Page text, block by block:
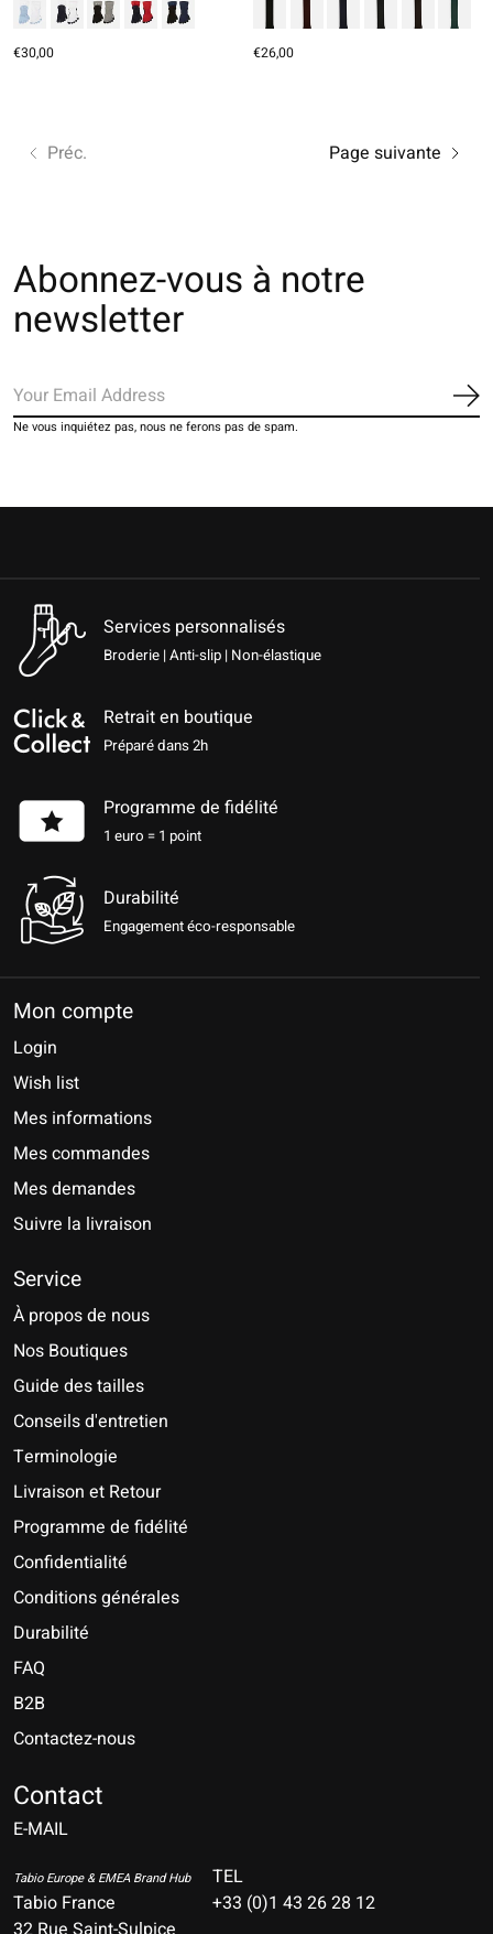
€30,00 €26,00
Préc. Page suivante
Abonnez-vous à notre
newsletter
Ne vous inquiétez pas, nous ne ferons pas de spam.
Services personnalisés
Broderie | Anti-slip | Non-élastique
Retrait en boutique
Préparé dans 2h
Programme de fidélité
1 euro = 1 point
Durabilité
Engagement éco-responsable
Mon compte
Login
Wish list
Mes informations
Mes commandes
Mes demandes
Suivre la livraison
Service
À propos de nous
Nos Boutiques
Guide des tailles
Conseils d'entretien
Terminologie
Livraison et Retour
Programme de fidélité
Confidentialité
Conditions générales
Durabilité
FAQ
B2B
Contactez-nous
Contact
E-MAIL
Tabio Europe & EMEA Brand Hub
Tabio France
TEL
+33 (0)1 43 26 28 12
Español